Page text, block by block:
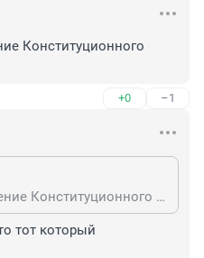
Конституционного
+0 –1
Законы читайте. И решение Конституционного суда.
тот который